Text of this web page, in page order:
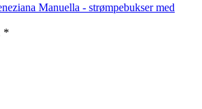
Manuella - strømpebukser med
*